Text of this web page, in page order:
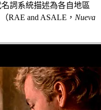
詞系統描述為各自地區
RAE and ASALE， Nueva